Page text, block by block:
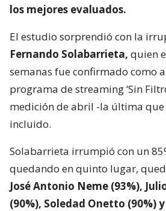
los mejores evaluados.
El estudio sorprendió con la
Fernando Solabarrieta, quien
semanas fue confirmado como
programa de streaming ‘Sin
medición de abril -la última que
incluido.
Solabarrieta irrumpió con un
quedando en quinto lugar,
José Antonio Neme (93%),
(90%), Soledad Onetto (90%)